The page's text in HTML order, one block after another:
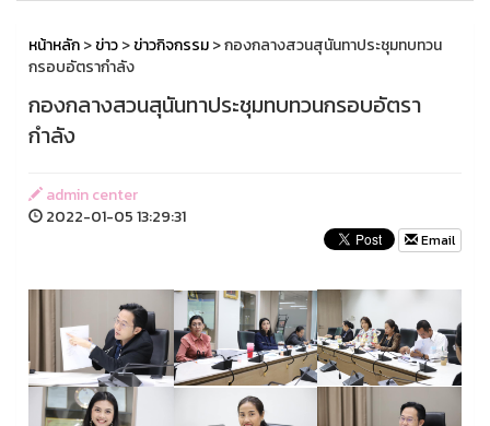
หน้าหลัก>ข่าว>ข่าวกิจกรรม> กองกลางสวนสุนันทาประชุมทบทวน
กรอบอัตรากำลัง
กองกลางสวนสุนันทาประชุมทบทวนกรอบอัตรา
กำลัง
admin center
2022-01-05 13:29:31
Email